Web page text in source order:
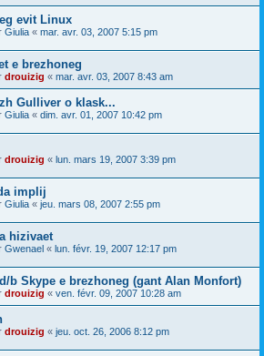
evit Linux
Giulia « mar. avr. 03, 2007 5:15 pm
e brezhoneg
drouizig « mar. avr. 03, 2007 8:43 am
Gulliver o klask...
Giulia « dim. avr. 01, 2007 10:42 pm
drouizig « lun. mars 19, 2007 3:39 pm
implij
Giulia « jeu. mars 08, 2007 2:55 pm
hizivaet
Gwenael « lun. févr. 19, 2007 12:17 pm
b Skype e brezhoneg (gant Alan Monfort)
drouizig « ven. févr. 09, 2007 10:28 am
drouizig « jeu. oct. 26, 2006 8:12 pm